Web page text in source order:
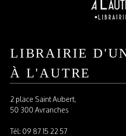
LIBRAIRIE
À L'AUTRE
2 place Saint Aubert,
50 300 Avranches
Tél: 09 87 15 22 57